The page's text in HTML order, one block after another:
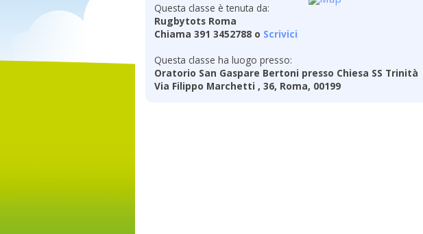
Questa classe è tenuta da:
Rugbytots Roma
Chiama 391 3452788 o Scrivici
Questa classe ha luogo presso:
Oratorio San Gaspare Bertoni presso Chiesa SS Trinità
Via Filippo Marchetti , 36, Roma, 00199